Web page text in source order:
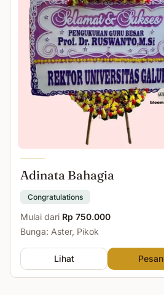
Adinata Bahagia
Congratulations
Mulai dari Rp 750.000
Bunga: Aster, Pikok
Lihat Pesan